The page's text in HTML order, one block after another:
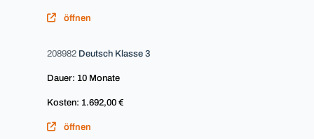
öffnen
208982 Deutsch Klasse 3
Dauer: 10 Monate
Kosten: 1.692,00 €
öffnen